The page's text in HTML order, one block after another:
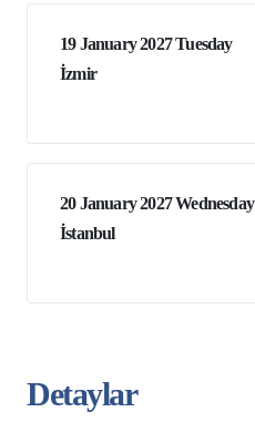
19 January 2027 Tuesday
İzmir
20 January 2027 Wednesday
İstanbul
Detaylar